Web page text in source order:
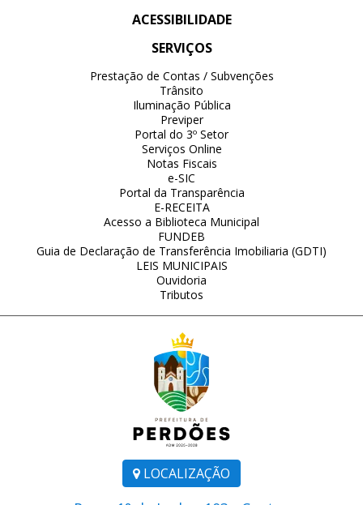
LOCALIZAÇÃO
ACESSIBILIDADE
SERVIÇOS
Prestação de Contas / Subvenções
Trânsito
Iluminação Pública
Previper
Portal do 3º Setor
Serviços Online
Notas Fiscais
e-SIC
Portal da Transparência
E-RECEITA
Acesso a Biblioteca Municipal
FUNDEB
Guia de Declaração de Transferência Imobiliaria (GDTI)
LEIS MUNICIPAIS
Ouvidoria
Tributos